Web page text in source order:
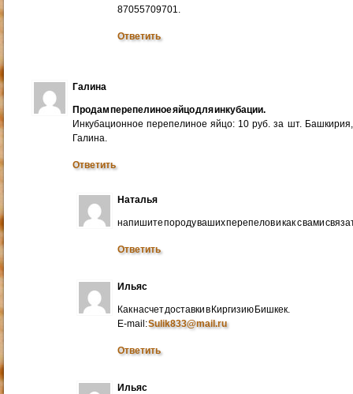
87055709701.
Ответить
Галина
Продам перепелиное яйцо для инкубации.
Инкубационное перепелиное яйцо: 10 руб. за шт.
Галина.
Ответить
Наталья
напишите породу ваших перепелов и как с вами
Ответить
Ильяс
Как насчет доставки в Киргизию Бишкек.
E-mail:Sulik833@mail.ru
Ответить
Ильяс